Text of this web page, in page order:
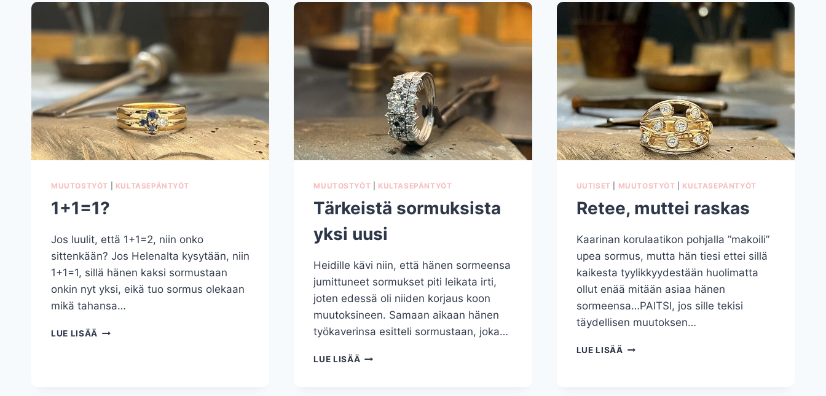
MUUTOSTYÖT KULTASEPÄNTYÖT
1+1=1?
Jos luulit, että 1+1=2, niin onko
sittenkään? Jos Helenalta kysytään, niin
1+1=1, sillä hänen kaksi sormustaan
onkin nyt yksi, eikä tuo sormus olekaan
mikä tahansa…
LUE LISÄÄ 1+1=1?
MUUTOSTYÖT KULTASEPÄNTYÖT
Tärkeistä sormuksista
yksi uusi
Heidille kävi niin, että hänen sormeensa
jumittuneet sormukset piti leikata irti,
joten edessä oli niiden korjaus koon
muutoksineen. Samaan aikaan hänen
työkaverinsa esitteli sormustaan, joka…
LUE LISÄÄ TÄRKEISTÄ
UUTISET MUUTOSTYÖT KULTASEPÄNTYÖT
Retee, muttei raskas
Kaarinan korulaatikon pohjalla ”makoili”
upea sormus, mutta hän tiesi ettei sillä
kaikesta tyylikkyydestään huolimatta
ollut enää mitään asiaa hänen
sormeensa…PAITSI, jos sille tekisi
täydellisen muutoksen…
LUE LISÄÄ RETEE,